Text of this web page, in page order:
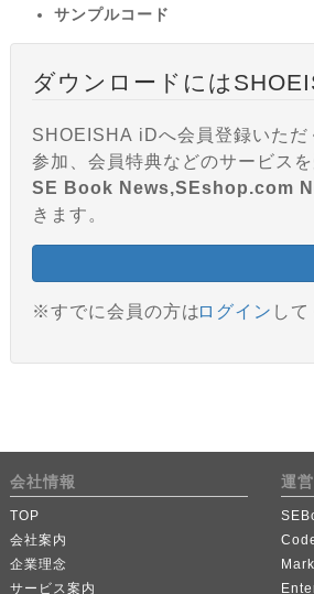
サンプルコード
ダウンロードには
SHOEISHA iDへ会員登録いただ
SE Book News,SEshop.com
きます。
※すでに会員の方はログイン して
会社情報
TOP
会社案内
企業理念
サービス案内
運